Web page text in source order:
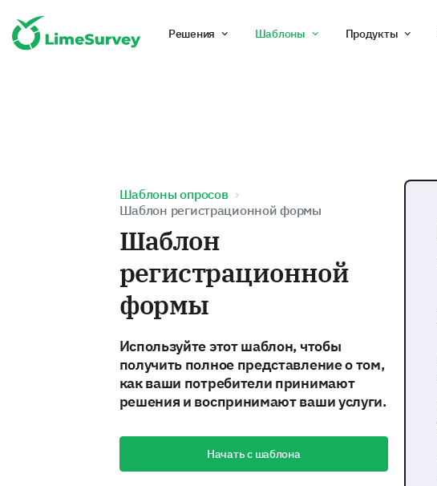
Решения Шаблоны Продукты
Шаблоны опросов
Шаблон регистрационной формы
Шаблон
регистрационной
формы
Используйте этот шаблон, чтобы
получить полное представление о том,
как ваши потребители принимают
решения и воспринимают ваши услуги.
Начать с шаблона